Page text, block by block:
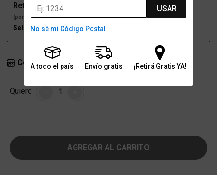
USAR
No sé mi Código Postal
A todo el país Envío gratis ¡Retirá Gratis YA!
Retiro
(por una sucursal)
Seleccioná talle
(a domicilio)
Consultar stock en sucursales
Quiero Cantidad
AGREGAR AL CARRITO